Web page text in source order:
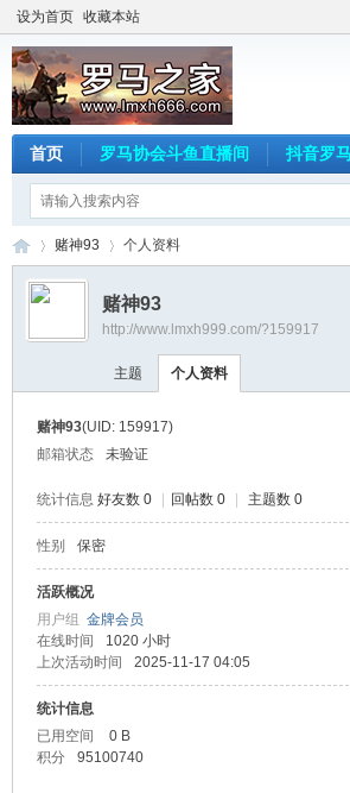
设为首页 收藏本站
首页 罗马协会斗鱼直播间 抖音罗
›
赌神93 个人资料
赌神93
http://www.lmxh999.com/?159917
主题 个人资料
赌神93(UID: 159917)
邮箱状态
未验证
统计信息 好友数 0 回帖数 0 主题数 0
性别 保密
活跃概况
用户组 金牌会员
在线时间
1020 小时
上次活动时间
2025-11-17 04:05
统计信息
已用空间
0 B
积分
95100740